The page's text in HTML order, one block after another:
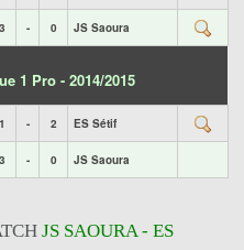
3 - 0 JS Saoura
1 Pro - 2014/2015
1 - 2 ES Sétif
3 - 0 JS Saoura
JS SAOURA - ES